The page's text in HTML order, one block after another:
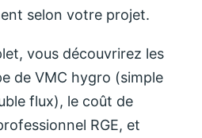
selon votre projet.
vous découvrirez les
de VMC hygro (simple
flux), le coût de
RGE, et